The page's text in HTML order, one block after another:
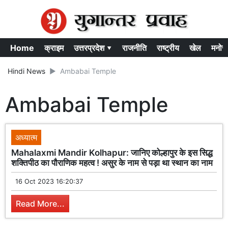
Home क्राइम उत्तरप्रदेश ▾ राजनीति राष्ट्रीय खेल
Hindi News Ambabai Temple
Ambabai Temple
अध्यात्म
Mahalaxmi Mandir Kolhapur: जानिए कोल्हापुर के इस सिद्ध
शक्तिपीठ का पौराणिक महत्व ! असुर के नाम से पड़ा था स्थान का नाम
16 Oct 2023 16:20:37
Read More...